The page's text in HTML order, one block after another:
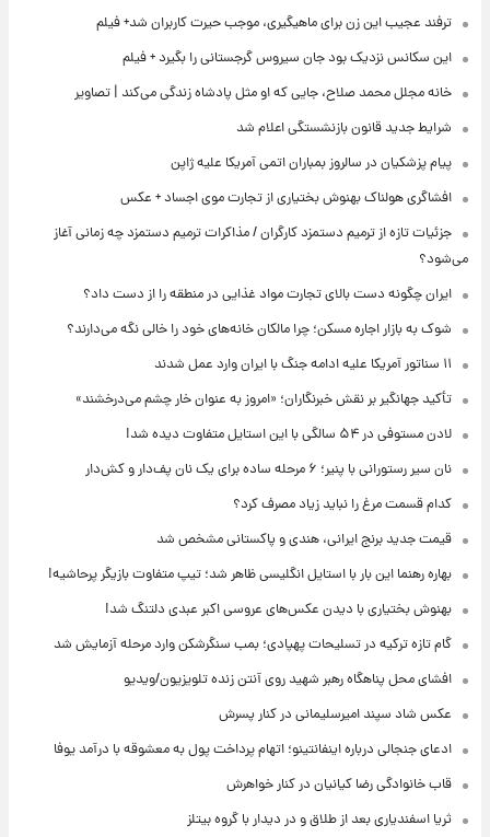
ترفند عجیب این زن برای ماهیگیری، موجب حیرت کاربران شد+ فیلم
این سکانس نزدیک بود جان سیروس گرجستانی را بگیرد + فیلم
خانه مجلل محمد صلاح، جایی که او مثل پادشاه زندگی می‌کند | تصاویر
شرایط جدید قانون بازنشستگی اعلام شد
پیام پزشکیان در سالروز بمباران اتمی آمریکا علیه ژاپن
افشاگری هولناک بهنوش بختیاری از تجارت موی اجساد + عکس
جزئیات تازه از ترمیم دستمزد کارگران / مذاکرات ترمیم دستمزد چه زمانی آغاز
می‌شود؟
ایران چگونه دست بالای تجارت مواد غذایی در منطقه را از دست داد؟
شوک به بازار اجاره مسکن؛ چرا مالکان خانه‌های خود را خالی نگه می‌دارند؟
۱۱ سناتور آمریکا علیه ادامه جنگ با ایران وارد عمل شدند
تأکید جهانگیر بر نقش خبرنگاران؛ «امروز به عنوان خار چشم می‌درخشند»
لادن مستوفی در ۵۴ سالگی با این استایل متفاوت دیده شد!
نان سیر رستورانی با پنیر؛ ۶ مرحله ساده برای یک نان پف‌دار و کش‌دار
کدام قسمت مرغ را نباید زیاد مصرف کرد؟
قیمت جدید برنج ایرانی، هندی و پاکستانی مشخص شد
بهاره رهنما این بار با استایل انگلیسی ظاهر شد؛ تیپ متفاوت بازیگر پرحاشیه!
بهنوش بختیاری با دیدن عکس‌های عروسی اکبر عبدی دلتنگ شد!
گام تازه ترکیه در تسلیحات پهپادی؛ بمب سنگرشکن وارد مرحله آزمایش شد
افشای محل پناهگاه‌ رهبر شهید روی آنتن زنده تلویزیون/ویدیو
عکس شاد سپند امیرسلیمانی در کنار پسرش
ادعای جنجالی درباره اینفانتینو؛ اتهام پرداخت پول به معشوقه با درآمد یوفا
قاب خانوادگی رضا کیانیان در کنار خواهرش
ثریا اسفندیاری بعد از طلاق و در دیدار با گروه بیتلز